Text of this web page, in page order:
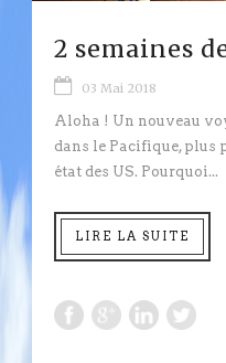
2 semaines
03 Mai 2018
Aloha ! Un nouveau
dans le Pacifique, plus
état des US. Pourquoi...
LIRE LA SUITE